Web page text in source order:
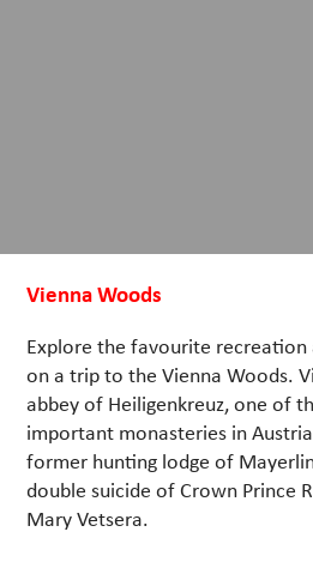
Vienna Woods
Explore the favourite recreation
on a trip to the Vienna Woods.
abbey of Heiligenkreuz, one of
important monasteries in
former hunting lodge of
double suicide of Crown Prince
Mary Vetsera.